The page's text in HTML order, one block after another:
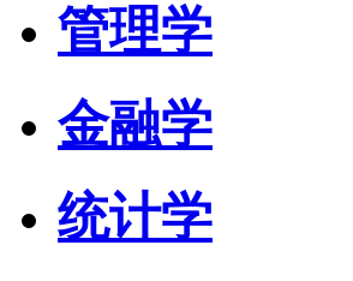
管理学
金融学
统计学